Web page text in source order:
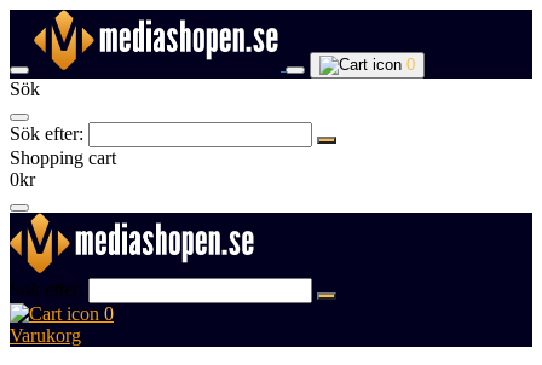
0
Sök
Sök efter:
Shopping cart
0kr
Sök efter:
0
Varukorg